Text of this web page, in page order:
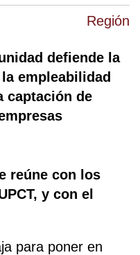
Región
defiende la
empleabilidad
captación de
reúne con los
y con el
para poner en